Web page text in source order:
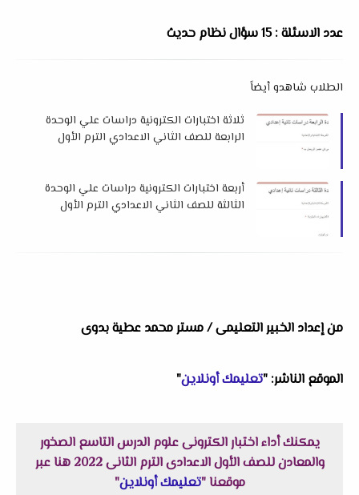
عدد الاسئلة : 15 سؤال نظام حديث
الطلاب شاهدو أيضاً
ثلاثة اختبارات الكترونية دراسات علي الوحدة
الرابعة للصف الثاني الاعدادي الترم الأول
أربعة اختبارات الكترونية دراسات علي الوحدة
الثالثة للصف الثاني الاعدادي الترم الأول
من إعداد الخبير التعليمى / مستر محمد عطية بدوى
الموقع الناشر: "تعليمك أونلاين"
يمكنك أداء اختبار الكترونى علوم الدرس التاسع الصخور
والمعادن للصف الأول الاعدادى الترم الثانى 2022 هنا عبر
موقعنا "تعليمك أونلاين"